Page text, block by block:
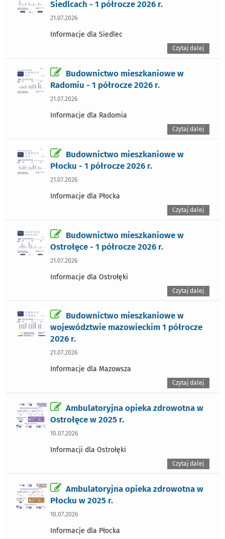
Siedlcach - 1 półrocze 2026 r.
21.07.2026
Informacje dla Siedlec
Czytaj dalej
Budownictwo mieszkaniowe w
Radomiu - 1 półrocze 2026 r.
21.07.2026
Informacje dla Radomia
Czytaj dalej
Budownictwo mieszkaniowe w
Płocku - 1 półrocze 2026 r.
21.07.2026
Informacje dla Płocka
Czytaj dalej
Budownictwo mieszkaniowe w
Ostrołęce - 1 półrocze 2026 r.
21.07.2026
Informacje dla Ostrołęki
Czytaj dalej
Budownictwo mieszkaniowe w
województwie mazowieckim 1 półrocze
2026 r.
21.07.2026
Informacje dla Mazowsza
Czytaj dalej
Ambulatoryjna opieka zdrowotna w
Ostrołęce w 2025 r.
10.07.2026
Informacji dla Ostrołęki
Czytaj dalej
Ambulatoryjna opieka zdrowotna w
Płocku w 2025 r.
10.07.2026
Informacje dla Płocka